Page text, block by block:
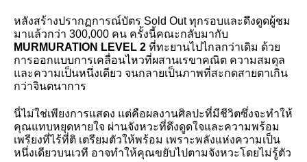
หลังสร้างปรากฏการณ์บัตร Sold Out ทุกรอบและดึงดูดผู้ชม
MURMURATION LEVEL 2 ที่ทะยานไปไกลกว่าเดิม ด้วย
การออกแบบการเคลื่อนไหวที่ผสานเรขาคณิต ความสมดุล
และความเป็นหนึ่งเดียว จนกลายเป็นภาพที่สะกดสายตาเกิน
กว่าจินตนาการ
นี่ไม่ใช่เพียงการแสดง แต่คือผลงานศิลปะที่มีชีวิตซึ่งจะทำให้
คุณแทบหยุดหายใจ ผ่านจังหวะที่ดึงดูดใจและความพร้อม
เพรียงที่ไร้ที่ติ เตรียมตัวให้พร้อม เพราะพลังแห่งความเป็น
หนึ่งเดียวบนเวที อาจทำให้คุณขยับไปตามจังหวะโดยไม่รู้ตัว